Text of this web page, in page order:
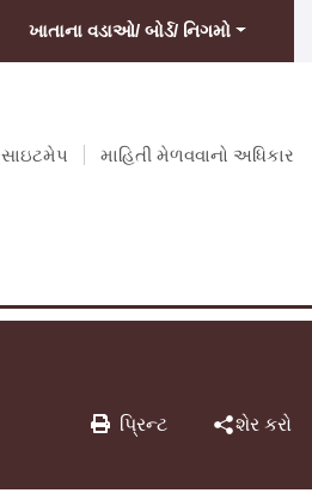
ખાતાના વડાઓ/ બોર્ડ/ નિગમો
સાઇટમેપ માહિતી મેળવવાનો અધિકાર
પ્રિન્ટ શેર કરો